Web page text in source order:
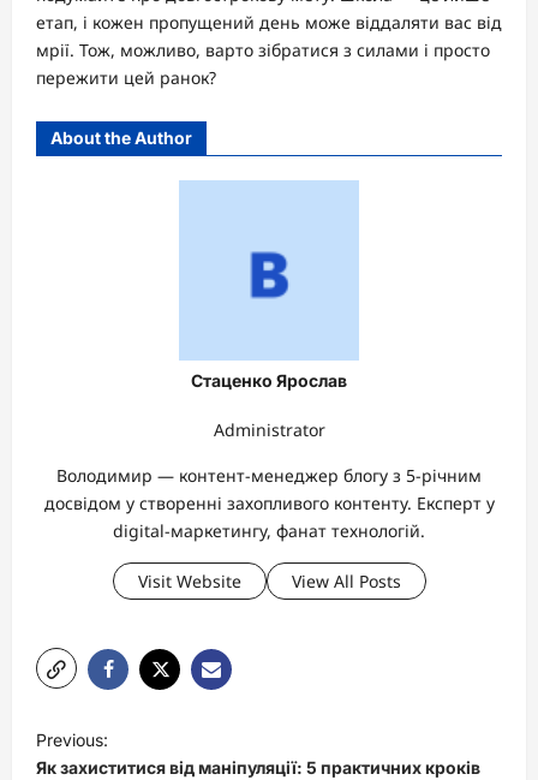
етап, і кожен пропущений день може віддаляти вас від
мрії. Тож, можливо, варто зібратися з силами і просто
пережити цей ранок?
About the Author
Стаценко Ярослав
Administrator
Володимир — контент-менеджер блогу з 5-річним
досвідом у створенні захопливого контенту. Експерт у
digital-маркетингу, фанат технологій.
Visit Website View All Posts
P
o
Previous:
Як захиститися від маніпуляції: 5 практичних кроків